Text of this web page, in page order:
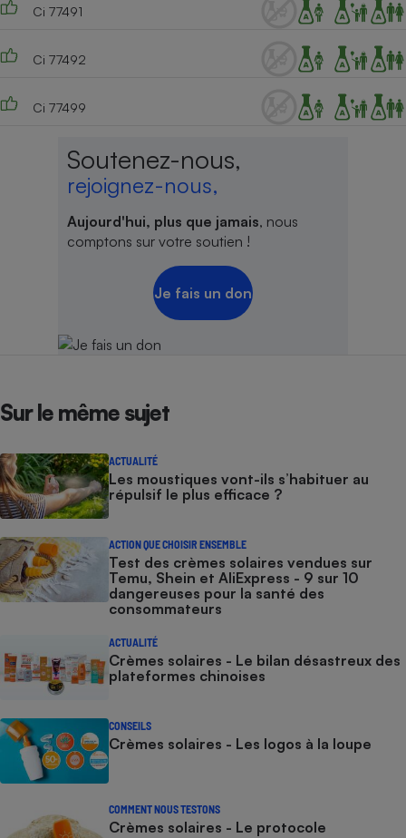
Ci 77491
Ci 77492
Ci 77499
Soutenez-nous,
rejoignez-nous,
Aujourd'hui, plus que jamais, nous
comptons sur votre soutien !
Je fais un don
Sur le même sujet
ACTUALITÉ
Les moustiques vont-ils s’habituer au
répulsif le plus efficace ?
ACTION QUE CHOISIR ENSEMBLE
Test des crèmes solaires vendues sur
Temu, Shein et AliExpress - 9 sur 10
dangereuses pour la santé des
consommateurs
ACTUALITÉ
Crèmes solaires - Le bilan désastreux des
plateformes chinoises
CONSEILS
Crèmes solaires - Les logos à la loupe
COMMENT NOUS TESTONS
Crèmes solaires - Le protocole